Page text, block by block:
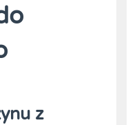
z